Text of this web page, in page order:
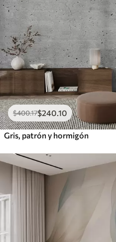
$400.17$240 .10
Gris, patrón y hormigón